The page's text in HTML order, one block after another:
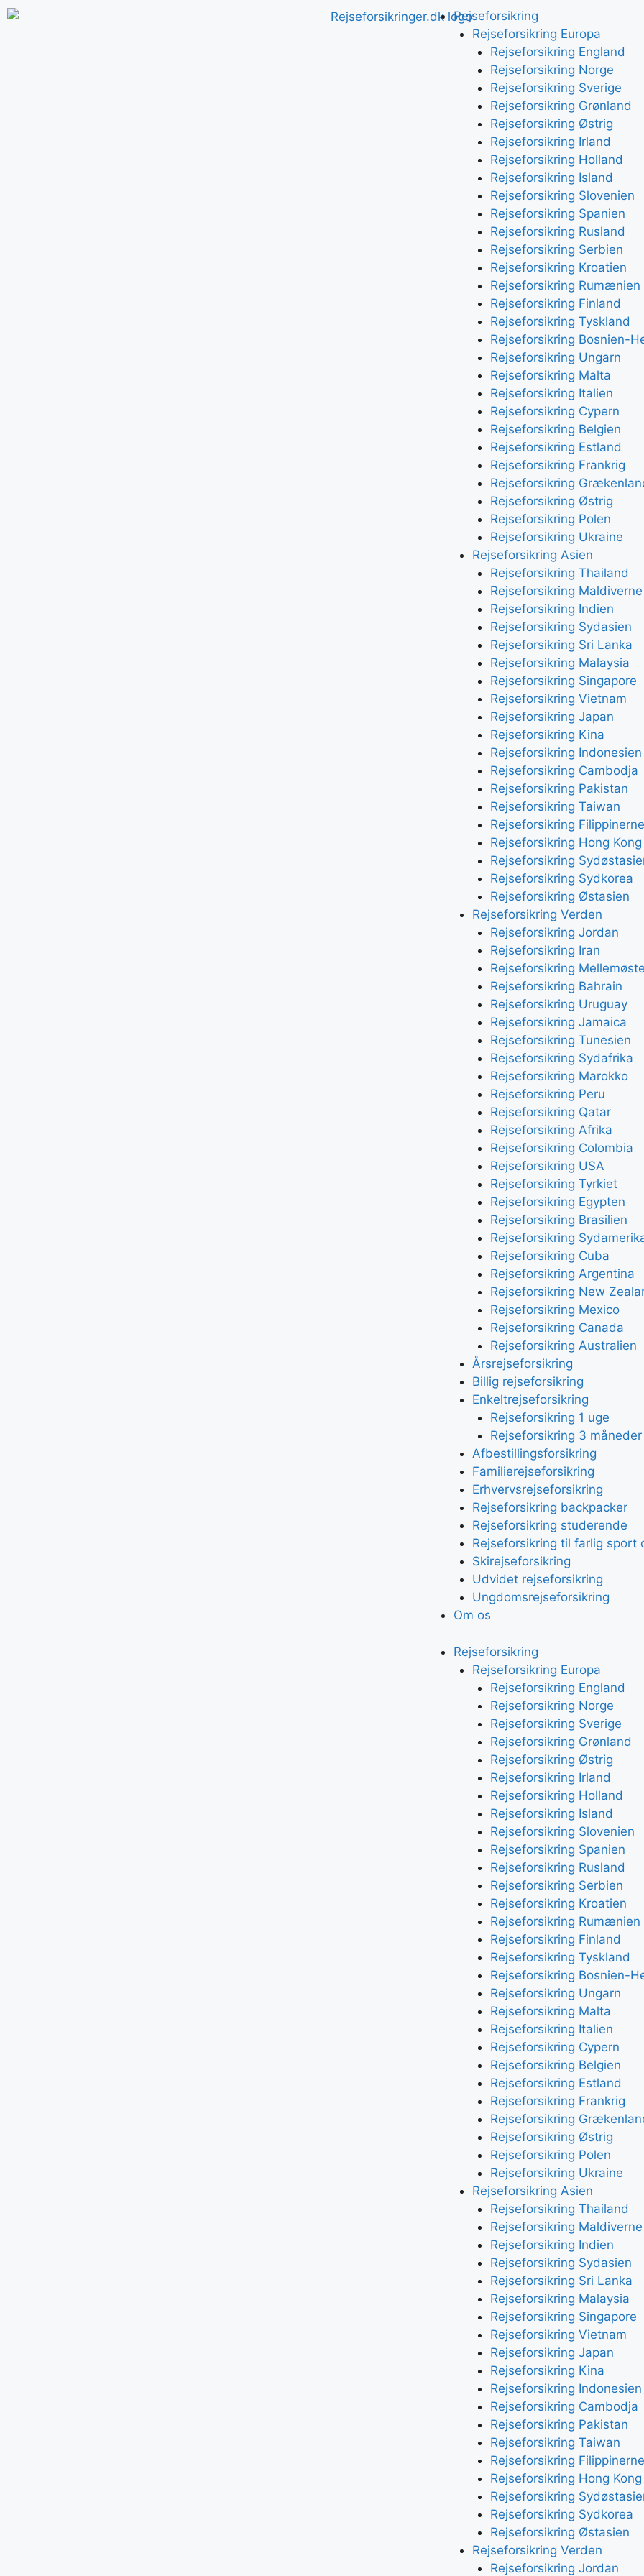
Rejseforsikring
Rejseforsikring Europa
Rejseforsikring England
Rejseforsikring Norge
Rejseforsikring Sverige
Rejseforsikring Grønland
Rejseforsikring Østrig
Rejseforsikring Irland
Rejseforsikring Holland
Rejseforsikring Island
Rejseforsikring Slovenien
Rejseforsikring Spanien
Rejseforsikring Rusland
Rejseforsikring Serbien
Rejseforsikring Kroatien
Rejseforsikring Rumænien
Rejseforsikring Finland
Rejseforsikring Tyskland
Rejseforsikring Bosnien-
Rejseforsikring Ungarn
Rejseforsikring Malta
Rejseforsikring Italien
Rejseforsikring Cypern
Rejseforsikring Belgien
Rejseforsikring Estland
Rejseforsikring Frankrig
Rejseforsikring
Rejseforsikring Østrig
Rejseforsikring Polen
Rejseforsikring Ukraine
Rejseforsikring Asien
Rejseforsikring Thailand
Rejseforsikring Maldiverne
Rejseforsikring Indien
Rejseforsikring Sydasien
Rejseforsikring Sri Lanka
Rejseforsikring Malaysia
Rejseforsikring Singapore
Rejseforsikring Vietnam
Rejseforsikring Japan
Rejseforsikring Kina
Rejseforsikring Indonesien
Rejseforsikring Cambodja
Rejseforsikring Pakistan
Rejseforsikring Taiwan
Rejseforsikring Filippinerne
Rejseforsikring Hong Kong
Rejseforsikring
Rejseforsikring Sydkorea
Rejseforsikring Østasien
Rejseforsikring Verden
Rejseforsikring Jordan
Rejseforsikring Iran
Rejseforsikring
Rejseforsikring Bahrain
Rejseforsikring Uruguay
Rejseforsikring Jamaica
Rejseforsikring Tunesien
Rejseforsikring Sydafrika
Rejseforsikring Marokko
Rejseforsikring Peru
Rejseforsikring Qatar
Rejseforsikring Afrika
Rejseforsikring Colombia
Rejseforsikring USA
Rejseforsikring Tyrkiet
Rejseforsikring Egypten
Rejseforsikring Brasilien
Rejseforsikring
Rejseforsikring Cuba
Rejseforsikring Argentina
Rejseforsikring New
Rejseforsikring Mexico
Rejseforsikring Canada
Rejseforsikring Australien
Årsrejseforsikring
Billig rejseforsikring
Enkeltrejseforsikring
Rejseforsikring 1 uge
Rejseforsikring 3 måneder
Afbestillingsforsikring
Familierejseforsikring
Erhvervsrejseforsikring
Rejseforsikring backpacker
Rejseforsikring studerende
Rejseforsikring til farlig sport
Skirejseforsikring
Udvidet rejseforsikring
Ungdomsrejseforsikring
Om os
Rejseforsikring
Rejseforsikring Europa
Rejseforsikring England
Rejseforsikring Norge
Rejseforsikring Sverige
Rejseforsikring Grønland
Rejseforsikring Østrig
Rejseforsikring Irland
Rejseforsikring Holland
Rejseforsikring Island
Rejseforsikring Slovenien
Rejseforsikring Spanien
Rejseforsikring Rusland
Rejseforsikring Serbien
Rejseforsikring Kroatien
Rejseforsikring Rumænien
Rejseforsikring Finland
Rejseforsikring Tyskland
Rejseforsikring Bosnien-
Rejseforsikring Ungarn
Rejseforsikring Malta
Rejseforsikring Italien
Rejseforsikring Cypern
Rejseforsikring Belgien
Rejseforsikring Estland
Rejseforsikring Frankrig
Rejseforsikring
Rejseforsikring Østrig
Rejseforsikring Polen
Rejseforsikring Ukraine
Rejseforsikring Asien
Rejseforsikring Thailand
Rejseforsikring Maldiverne
Rejseforsikring Indien
Rejseforsikring Sydasien
Rejseforsikring Sri Lanka
Rejseforsikring Malaysia
Rejseforsikring Singapore
Rejseforsikring Vietnam
Rejseforsikring Japan
Rejseforsikring Kina
Rejseforsikring Indonesien
Rejseforsikring Cambodja
Rejseforsikring Pakistan
Rejseforsikring Taiwan
Rejseforsikring Filippinerne
Rejseforsikring Hong Kong
Rejseforsikring
Rejseforsikring Sydkorea
Rejseforsikring Østasien
Rejseforsikring Verden
Rejseforsikring Jordan